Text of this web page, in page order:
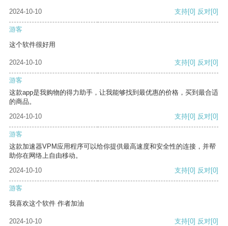
2024-10-10
支持[0] 反对[0]
游客
这个软件很好用
2024-10-10 支持[0] 反对[0]
游客
这款app是我购物的得力助手，让我能够找到最优惠的价格，买到最合适
的商品。
2024-10-10
支持[0] 反对[0]
游客
这款加速器VPM应用程序可以给你提供最高速度和安全性的连接，并帮
助你在网络上自由移动。
2024-10-10
支持[0] 反对[0]
游客
我喜欢这个软件 作者加油
2024-10-10 支持[0] 反对[0]